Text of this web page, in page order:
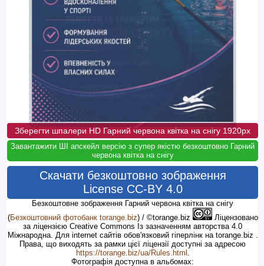
Зберегти шпалери HD Гарний червона квітка на снігу 1920px
Завантажити ШІ апскейл версію з супер якістю безкоштовно Гарний
червона квітка на снігу
Скачати безкоштовно зображення
License CC-BY 4.0
Безкоштовне зображення Гарний червона квітка на снігу
(Безкоштовний фотобанк torange.biz) / ©torange.biz
Ліцензовано
за ліцензією Creative Commons Із зазначенням авторства 4.0
Міжнародна. Для internet сайтів обов'язковий гіперлінк на torange.biz .
Права, що виходять за рамки цієї ліцензії доступні за адресою
https://torange.biz/ua/Rules.html
Фотографія доступна в альбомах: